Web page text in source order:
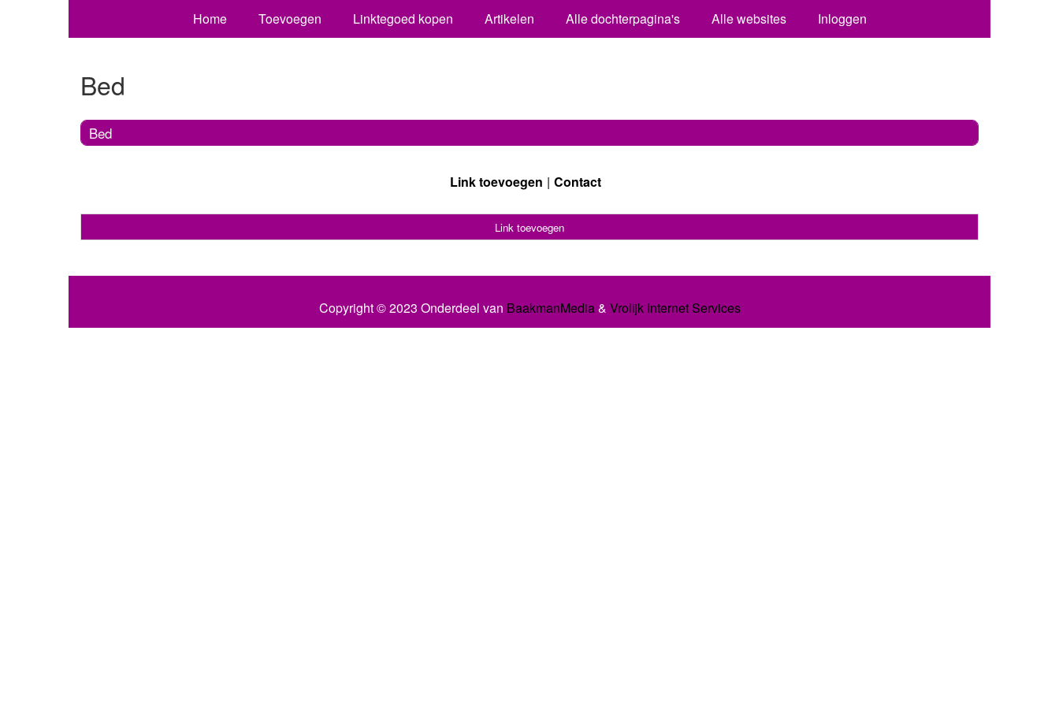
Home Toevoegen Linktegoed kopen Artikelen Alle dochterpagina's Alle websites Inloggen
Bed
Bed
Link toevoegen Contact
Link toevoegen
Copyright © 2023 Onderdeel van BaakmanMedia& Vrolijk Internet Services